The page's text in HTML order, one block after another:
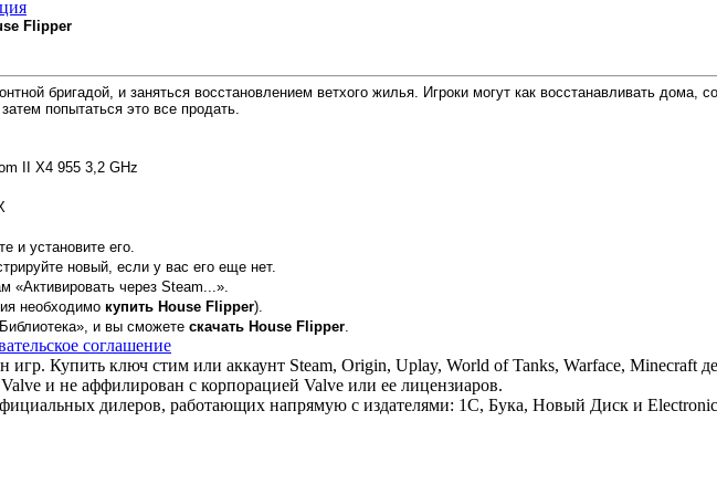
Flipper
бригадой, и заняться восстановлением ветхого жилья. Игроки могут как восстанавливать
попытаться это все продать.
II X4 955 3,2 GHz
и установите его.
новый, если у вас его еще нет.
«Активировать через Steam...».
необходимо купить House Flipper).
и вы сможете скачать House Flipper.
соглашение
Купить ключ стим или аккаунт Steam, Origin, Uplay, World of Tanks, Warface, Minecraft
и не аффилирован с корпорацией Valve или ее лицензиаров.
дилеров, работающих напрямую с издателями: 1С, Бука, Новый Диск и